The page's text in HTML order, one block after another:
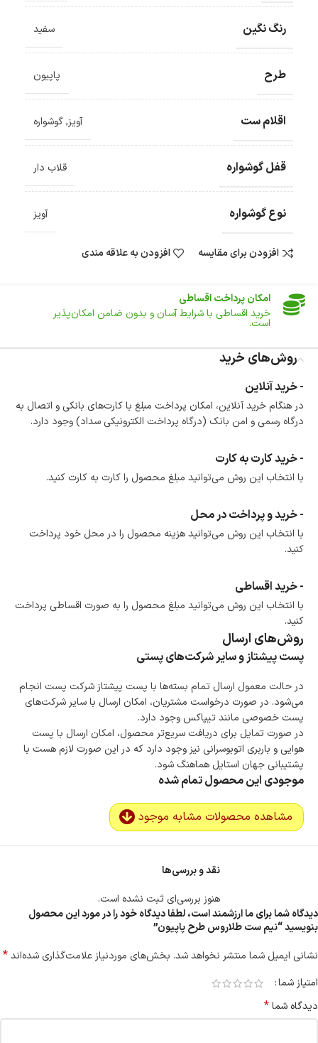
رنگ نگین سفید
طرح پاپیون
اقلام ست آویز,گوشواره
قفل گوشواره قلاب دار
نوع گوشواره آویز
افزودن برای مقایسه افزودن به علاقه مندی
ضمانت اصالت کالا
گارانتی معتبر برای تمامی محصولات ارائه می‌شود.
ارسال سریع و رایگان
تومان ، رایگان به سراسر کشور
ارسال می‌شود.
ضمانت بازگشت کالا
امکان پرداخت در محل
امکان پرداخت اقساطی
خرید اقساطی با شرایط آسان و بدون ضامن امکان‌پذیر
است.
گارانتی معتبر برای تمامی محصولات ارائه می‌شود.
روش‌های خرید
- خرید آنلاین
در هنگام خرید آنلاین، امکان پرداخت مبلغ با کارت‌های بانکی و اتصال به
درگاه رسمی و امن بانک (درگاه پرداخت الکترونیکی سداد) وجود دارد.
- خرید کارت به کارت
با انتخاب این روش می‌توانید مبلغ محصول را کارت به کارت کنید.
- خرید و پرداخت در محل
با انتخاب این روش می‌توانید هزینه محصول را در محل خود پرداخت
کنید.
- خرید اقساطی
با انتخاب این روش می‌توانید مبلغ محصول را به صورت اقساطی پرداخت
کنید.
روش‌های ارسال
پست پیشتاز و سایر شرکت‌های پستی
در حالت معمول ارسال تمام بسته‌ها با پست پیشتاز شرکت پست انجام
می‌شود. در صورت درخواست مشتریان، امکان ارسال با سایر شرکت‌های
پست خصوصی مانند تیپاکس وجود دارد.
در صورت تمایل برای دریافت سریع‌تر محصول، امکان ارسال با پست
هوایی و باربری اتوبوسرانی نیز وجود دارد که در این صورت لازم هست با
پشتیبانی جهان استایل هماهنگ شود.
موجودی این محصول تمام شده
مشاهده محصولات مشابه موجود
نقد و بررسی‌ها
هنوز بررسی‌ای ثبت نشده است.
دیدگاه شما برای ما ارزشمند است، لطفا دیدگاه خود را در مورد این محصول
بنویسید “نیم ست طلاروس طرح پاپیون”
نشانی ایمیل شما منتشر نخواهد شد. بخش‌های موردنیاز علامت‌گذاری شده‌اند*
امتیاز شما
دیدگاه شما*